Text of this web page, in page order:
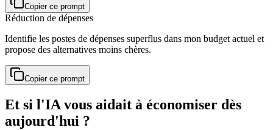
Copier ce prompt
Réduction de dépenses
Identifie les postes de dépenses superflus dans mon budget actuel et
propose des alternatives moins chères.
Copier ce prompt
Et si l'IA vous aidait à économiser dès
aujourd'hui ?